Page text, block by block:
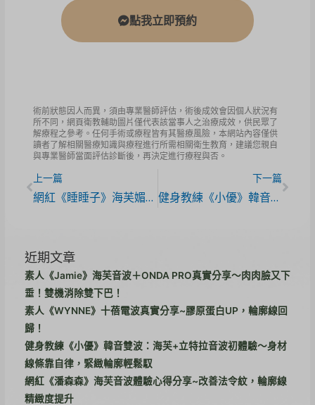
點我立即預約
術前狀態因人而異，須由專業醫師評估，術後成效會因個人狀況有
所不同，網頁衛教輔助圖片僅代表該當事人之治療成效，供民眾了
解療程之參考。任何手術或療程皆有其醫療風險，本網站內容僅供
讀者了解相關醫療知識與療程進行所需相關衛生教育，建議您親自
與專業醫師當面評估診斷後，再決定進行療程與否。
上一篇
網紅《睡睡子》海芙媚必提心得分享~拯救雙下巴與眼周下垂，打造緊緻輪廓線！
下一篇
健身教練《小優》韓音雙波：海芙+立特拉音波初體驗～身材線條靠自律，緊緻輪廓輕鬆馭
近期文章
素人《Jamie》海芙音波＋ONDA PRO真實分享～肉肉臉又下
垂！雙機消除雙下巴！
素人《WYNNE》十蓓電波真實分享~膠原蛋白UP，輪廓線回
歸！
健身教練《小優》韓音雙波：海芙+立特拉音波初體驗～身材
線條靠自律，緊緻輪廓輕鬆馭
網紅《潘森森》海芙音波體驗心得分享~改善法令紋，輪廓線
精緻度提升